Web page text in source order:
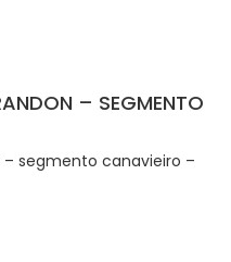
– SEGMENTO